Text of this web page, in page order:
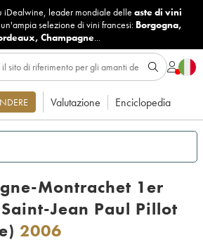
iDealwine, leader mondiale delle aste di vini
selezione di vini francesi: Borgogna,
, Champagne...
Valutazione Enciclopedia
Montrachet 1er
Jean Paul Pillot
2006